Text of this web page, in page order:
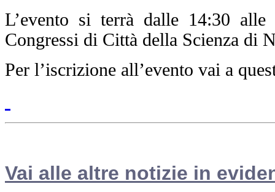
L’evento si terrà dalle 14:30
Congressi di Città della Scienza di
Per l’iscrizione all’evento vai a
Vai alle altre notizie in